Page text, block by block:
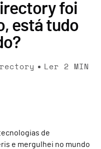
foi
está tudo
Ler 2 MIN
de
e mergulhei no mundo